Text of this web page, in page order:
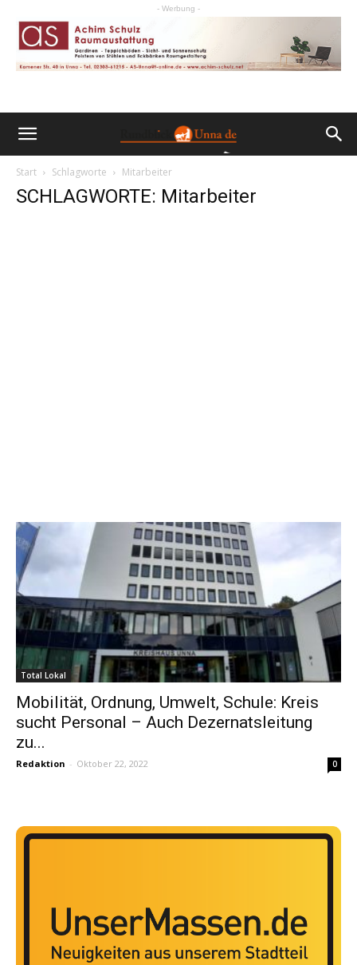
- Werbung -
Start Schlagworte Mitarbeiter
SCHLAGWORTE: Mitarbeiter
Total Lokal
Mobilität, Ordnung, Umwelt, Schule: Kreis
sucht Personal – Auch Dezernatsleitung
zu...
Redaktion - Oktober 22, 2022 0